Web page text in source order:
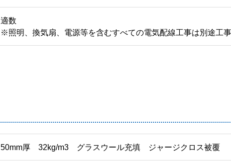
適数
※照明、換気扇、電源等を含むすべての電気配線工事は別途工
50mm厚 32kg/m3 グラスウール充填 ジャージクロス被覆